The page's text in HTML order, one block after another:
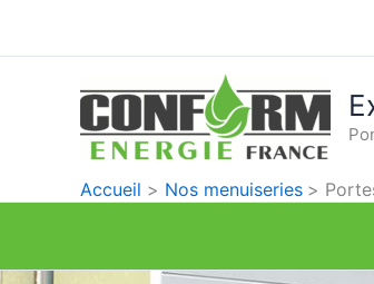
Accueil Nos menuiseries